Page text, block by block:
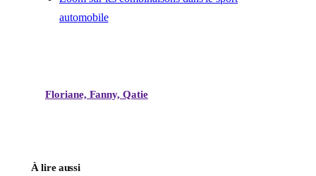
automobile
Floriane, Fanny, Qatie
À lire aussi